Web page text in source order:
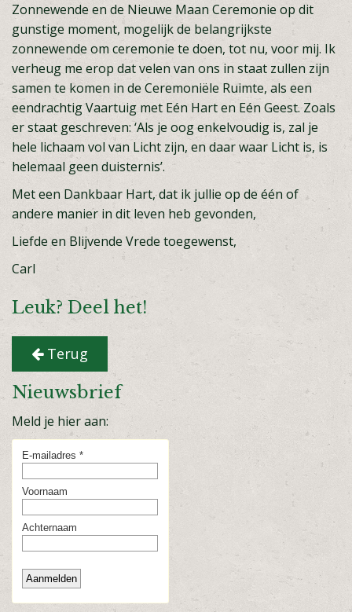
Zonnewende en de Nieuwe Maan Ceremonie op dit
gunstige moment, mogelijk de belangrijkste
zonnewende om ceremonie te doen, tot nu, voor mij. Ik
verheug me erop dat velen van ons in staat zullen zijn
samen te komen in de Ceremoniële Ruimte, als een
eendrachtig Vaartuig met Eén Hart en Eén Geest. Zoals
er staat geschreven: ‘Als je oog enkelvoudig is, zal je
hele lichaam vol van Licht zijn, en daar waar Licht is, is
helemaal geen duisternis’.
Met een Dankbaar Hart, dat ik jullie op de één of
andere manier in dit leven heb gevonden,
Liefde en Blijvende Vrede toegewenst,
Carl
Leuk? Deel het!
Terug
Nieuwsbrief
Meld je hier aan: